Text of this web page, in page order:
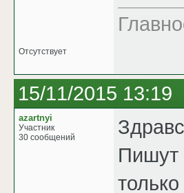
Отсутствует
15/11/2015 13:19
azartnyi
Участник
30 сообщений
Пишут